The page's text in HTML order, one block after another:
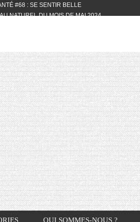
#68 : SE SENTIR BELLE
NATUREL DU MOIS DE MAI 2024
& BIOTYFULL BOX DU MOIS DE MAI 2024
PREP & CONVIVIALITÉ
LITTLE & BIOTYFULL BOX DU MOIS D’AVRIL
#67 : L’AVIS DES AUTRES, CE N’EST QUE LA
LITTLE & BIOTYFULL BOX DES MOIS DE
AKILA
#JANVIER2024
RECETTES RISOTTO
QUI SOMMES-NOUS ?